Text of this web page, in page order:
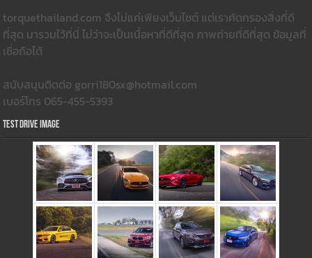
torquethailand.com จึงไม่แค่เพียงเว็บไซต์ แต่เราคัดกรองสิ่งที่ดี
ที่สุด มารวมใว้ที่นี่ ไม่ว่าจะเป็นเนื้อหาที่ดีที่สุด ภาพถ่ายที่ดีที่สุด ข้อมูลที่
เชื่อถือได้
สนับสนุนติดต่อ gorri180sx@hotmail.com
เบอร์โทร 065-455-5393
Test Drive Image